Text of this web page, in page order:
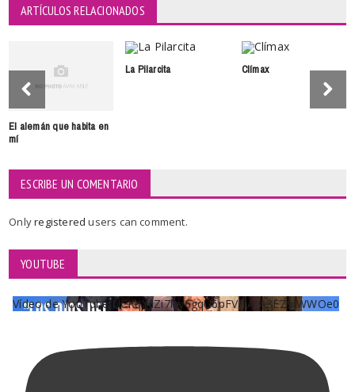
ARTÍCULOS RELACIONADOS
El alemán que habita en
mí
La Pilarcita Clímax
ESCRIBE UN COMENTARIO
Onlyregisteredusers can comment.
YOUTUBE
Vídeo de YouTube UCKqYjiZi7lzy6gqU6pFVFiA_A3EZ9JWWOe0